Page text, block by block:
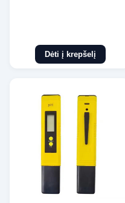
Dėti į krepšelį